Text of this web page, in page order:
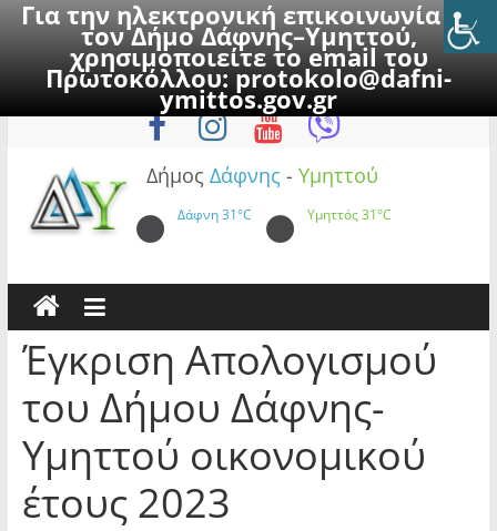
Για την ηλεκτρονική επικοινωνία με
τον Δήμο Δάφνης–Υμηττού,
χρησιμοποιείτε το email του
Πρωτοκόλλου:protokolo@dafni-
ymittos.gov.gr
to
Παρασκευή, 7 Αυγούστου 2026
Δήμος Δάφνης - Υμηττού
Δάφνη31°C Υμηττός31°C
Έγκριση Απολογισμού
του Δήμου Δάφνης-
Υμηττού οικονομικού
έτους 2023